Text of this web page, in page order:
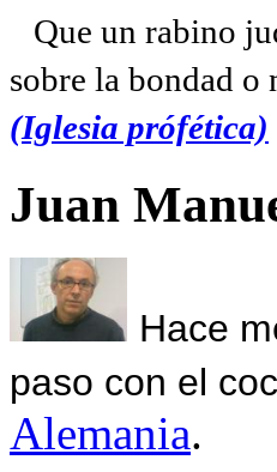
Que un rabino
sobre la bondad o
(Iglesia prófética)
Juan
Hace
paso con el
Alemania.